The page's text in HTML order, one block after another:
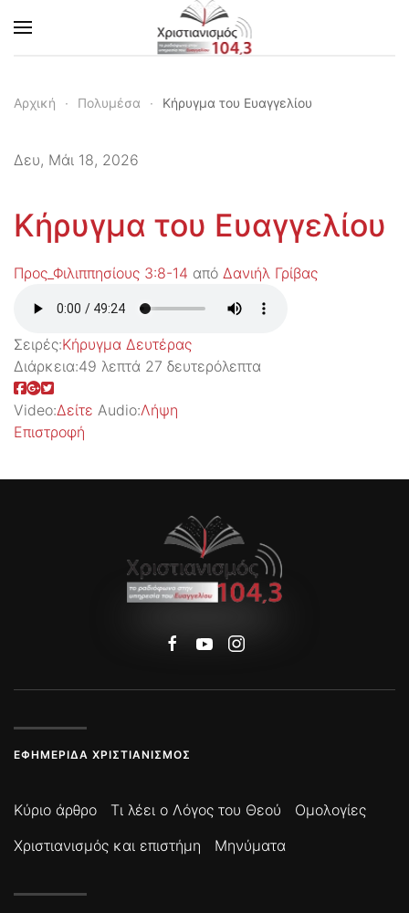
Skip to main content
Αρχική Πολυμέσα Κήρυγμα του Ευαγγελίου
Δευ, Μάι 18, 2026
Κήρυγμα του Ευαγγελίου
Προς_Φιλιππησίους 3:8-14 από Δανιήλ Γρίβας
Σειρές:Kήρυγμα Δευτέρας
Διάρκεια:49 λεπτά 27 δευτερόλεπτα
Video:Δείτε Audio:Λήψη
Επιστροφή
ΕΦΗΜΕΡΊΔΑ ΧΡΙΣΤΙΑΝΙΣΜΌΣ
Κύριο άρθρο Τι λέει ο Λόγος του Θεού
Ομολογίες
Χριστιανισμός και επιστήμη
Μηνύματα